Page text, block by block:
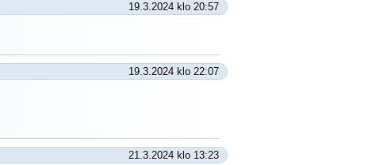
19.3.2024 klo 20:57
19.3.2024 klo 22:07
21.3.2024 klo 13:23